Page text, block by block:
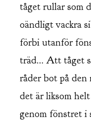
tåget rullar som
oändligt vackra
förbi utanför
träd… Att tåget
råder bot på den
det är liksom
genom fönstret i